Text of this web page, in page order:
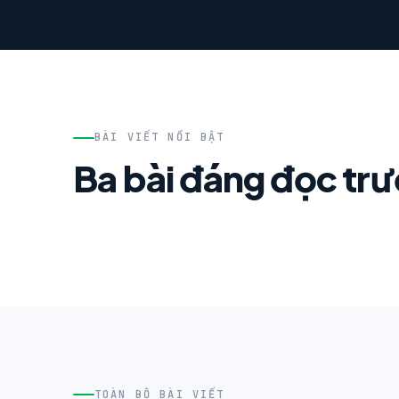
BÀI VIẾT NỔI BẬT
Ba bài đáng đọc
TOÀN BỘ BÀI VIẾT